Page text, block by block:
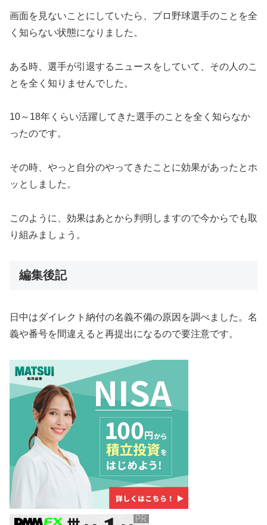
画面を見ないことにしていたら、プロ野球選手のことを全
く知らない状態になりました。
ある時、選手が引退するニュースをしていて、その人のこ
とを全く知りませんでした。
10～18年くらい活躍してきた選手のことを全く知らなか
ったのです。
その時、やっと自分のやってきたことに効果があったとホ
ッとしました。
このように、効果はあとから判明しますので今からでも取
り組みましょう。
編集後記
日中はダイレクト納付の名義不備の原因を調べました。名
義や番号を間違えると再提出になるので要注意です。